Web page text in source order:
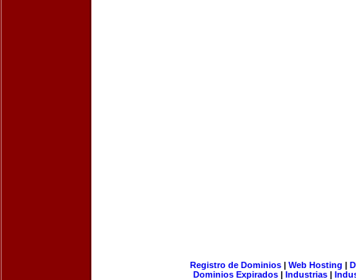
Registro de Dominios| Web Hosting |
Dominios Expirados | Industrias |